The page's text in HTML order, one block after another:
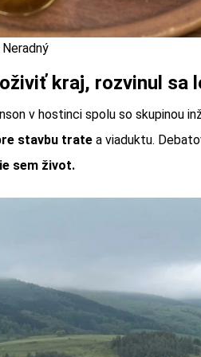
kraj, rozvinul sa
v hostinci spolu so skupinou
stavbu trate a viaduktu.
sem život.